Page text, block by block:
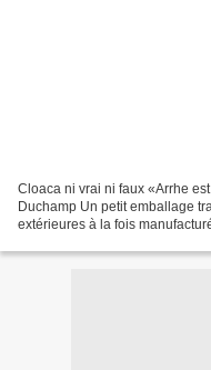
Cloaca ni vrai ni faux «Arrhe
Duchamp Un petit emballage
extérieures à la fois